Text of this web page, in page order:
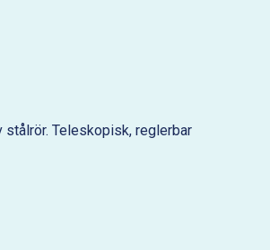
Teleskopisk, reglerbar